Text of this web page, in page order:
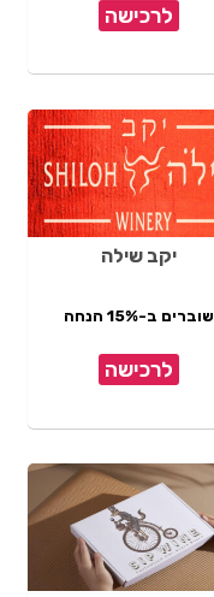
לרכישה
יקב שילה
שוברים ב-15% הנחה
לרכישה